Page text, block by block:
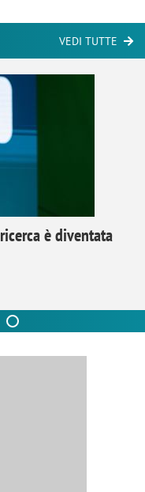
VEDI TUTTE
è diventata